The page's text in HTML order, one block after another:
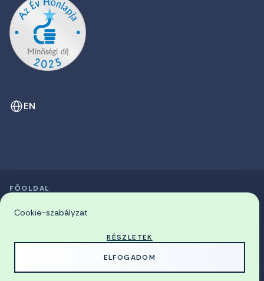
EN
© 2026 Miskolci Egyetem
FŐOLDAL
Cookie-szabályzat
RÉSZLETEK
ELFOGADOM